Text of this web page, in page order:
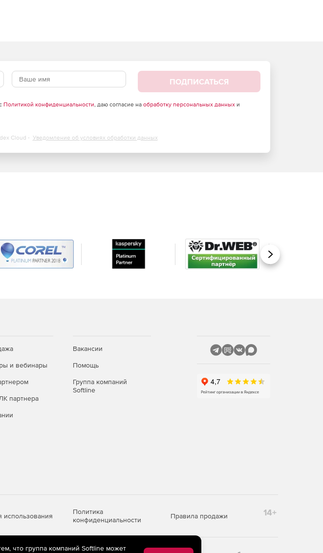
ПОДПИСАТЬСЯ
Политикой конфиденциальности, даю согласие на обработку персональных данныхи
Cloud - Уведомление об условиях обработки данных
Вперед
и вебинары
партнера
Вакансии
Помощь
Группа компаний
Softline
использования
Политика
конфиденциальности
Правила продажи 14+
что группа компаний Softline может